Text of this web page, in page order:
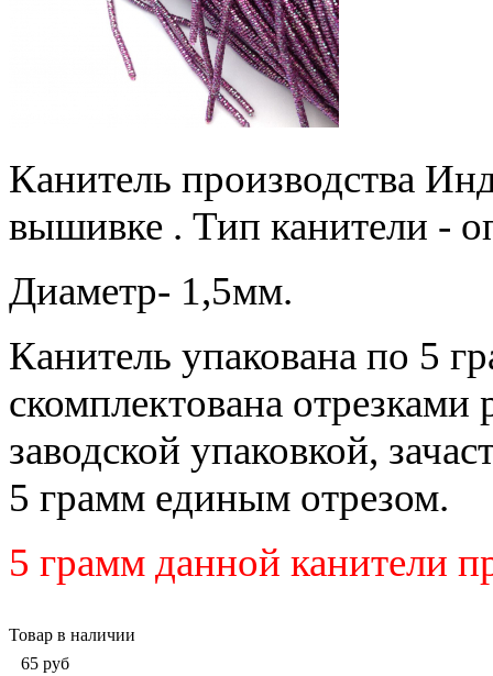
Канитель производства
вышивке . Тип канители -
Диаметр- 1,5мм.
Канитель упакована по 5
скомплектована
заводской упаковкой,
5 грамм единым отрезом.
5 грамм данной канители
Товар в наличии
65 руб